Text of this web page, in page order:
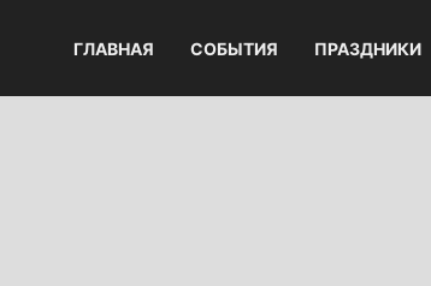
ГЛАВНАЯ СОБЫТИЯ ПРАЗДНИКИ